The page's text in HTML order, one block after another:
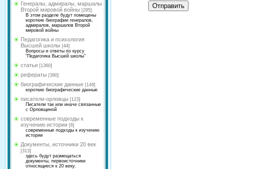
Генералы, адмиралы, маршалы
Второй мировой войны [295]
В этом разделе будут помещены
короткие биографии генералов,
адмиралов, маршалов Второй
мировой войны
Педагогика и психология
Высшей школы [44]
Вопросы и ответы по курсу
"Педагогика Высшей школы"
статьи [1360]
рефераты [390]
биографические данные [149]
короткие биографические данные
писатели-орловцы [123]
Писатели так или иначе связанные
с Орловщиной
современные подходы к
изучению истории [6]
современные подходы к изучению
истории
Документы, источники 20 век
[313]
здесь будут размещаться
документы, первоисточники
относящиеся к 20 веку.
Отправить